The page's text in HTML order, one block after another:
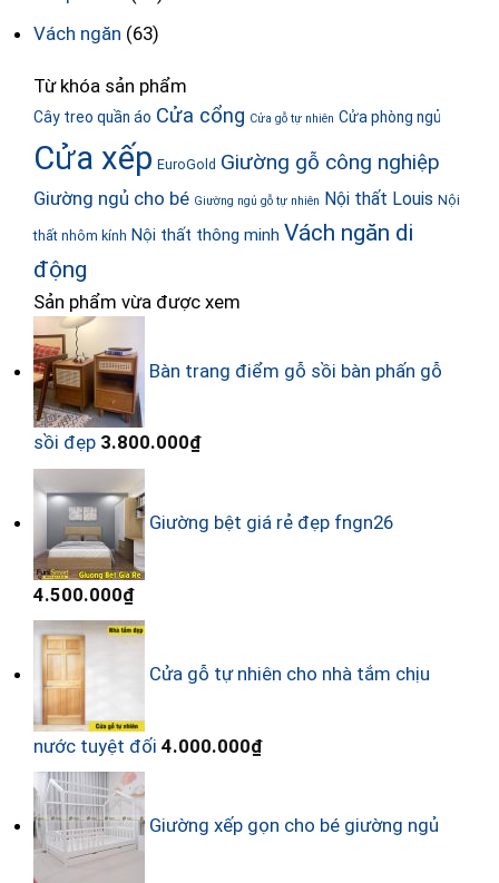
Vách ngăn (63)
Từ khóa sản phẩm
Cây treo quần áo Cửa cổng Cửa gỗ tự nhiên Cửa phòng ngủ
Cửa xếp EuroGold Giường gỗ công nghiệp
Giường ngủ cho bé Giường ngủ gỗ tự nhiên Nội thất Louis Nội
thất nhôm kính Nội thất thông minh Vách ngăn di
động
Sản phẩm vừa được xem
Bàn trang điểm gỗ sồi bàn phấn gỗ
sồi đẹp 3.800.000₫
Giường bệt giá rẻ đẹp fngn26
4.500.000₫
Cửa gỗ tự nhiên cho nhà tắm chịu
nước tuyệt đối 4.000.000₫
Giường xếp gọn cho bé giường ngủ